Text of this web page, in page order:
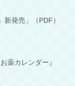
新発売」（PDF）
薬カレンダー』